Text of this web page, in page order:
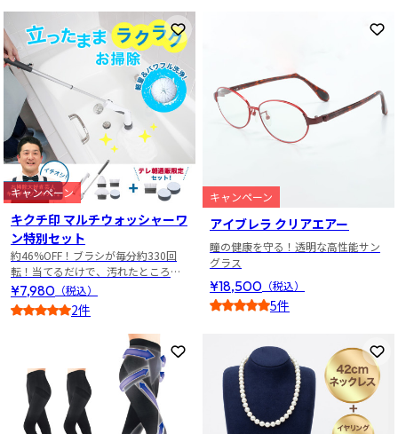
お気に入りに登録
キャンペーン
キクチ印 マルチウォッシャーワ
ン特別セット
約46%OFF！ブラシが毎分約330回
転！当てるだけで、汚れたところを
パワフルに洗浄
¥7,980 （税込）
2件
お
キャンペーン
アイブレラ クリアエアー
瞳の健康を守る！透明な高性能サン
グラス
¥18,500 （税込）
5件
お気に入りに登録 お